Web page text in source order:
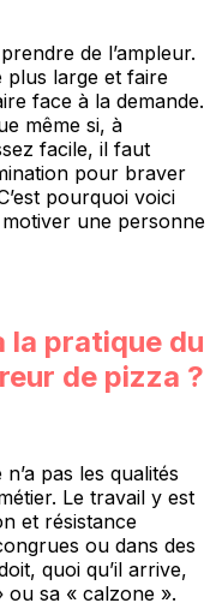
de l’ampleur.
large et faire
face à la demande.
même si, à
facile, il faut
pour braver
pourquoi voici
une personne
la pratique du
de pizza ?
pas les qualités
Le travail y est
et résistance
ou dans des
quoi qu’il arrive,
ou sa « calzone ».